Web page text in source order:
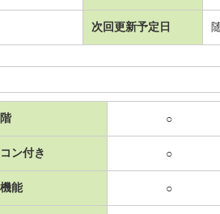
次回更新予定日
○
ン付き ○
能 ○